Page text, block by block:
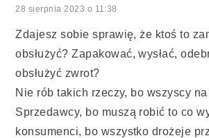
28 sierpnia 2023 o 11:38
Zdajesz sobie sprawię, że ktoś to
obsłużyć? Zapakować, wysłać,
obsłużyć zwrot?
Nie rób takich rzeczy, bo wszyscy
Sprzedawcy, bo muszą robić to co
konsumenci, bo wszystko drożeje